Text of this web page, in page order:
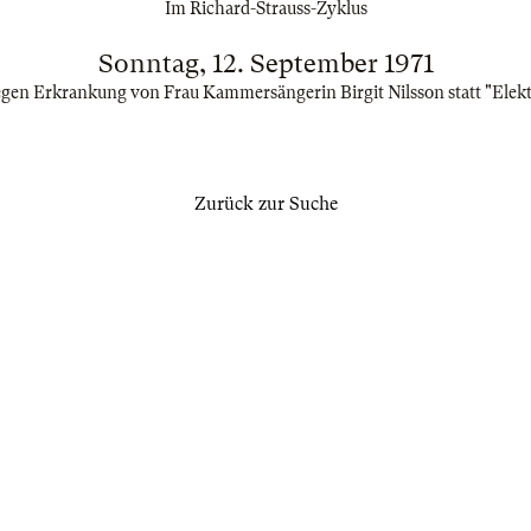
Im Richard-Strauss-Zyklus
Sonntag, 12. September 1971
Erkrankung von Frau Kammersängerin Birgit Nilsson statt
Zurück zur Suche